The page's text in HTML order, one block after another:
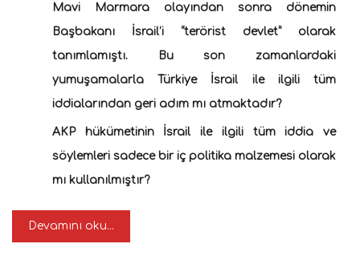
Mavi Marmara olayından sonra dönemin
Başbakanı İsrail’i “terörist devlet” olarak
tanımlamıştı. Bu son zamanlardaki
yumuşamalarla Türkiye İsrail ile ilgili tüm
iddialarından geri adım mı atmaktadır?
AKP hükümetinin İsrail ile ilgili tüm iddia ve
söylemleri sadece bir iç politika malzemesi olarak
mı kullanılmıştır?
Devamını oku...